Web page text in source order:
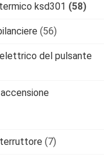
ksd301 (58)
(56)
del pulsante
(7)